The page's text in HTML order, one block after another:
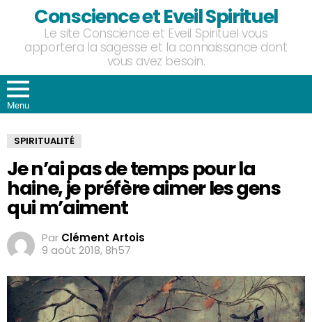
Conscience et Eveil Spirituel
Le site Conscience et Eveil Spirituel vous
apportera la sagesse et la connaissance dont
vous avez besoin.
Menu
SPIRITUALITÉ
Je n’ai pas de temps pour la
haine, je préfère aimer les gens
qui m’aiment
Par Clément Artois
9 août 2018, 8h57